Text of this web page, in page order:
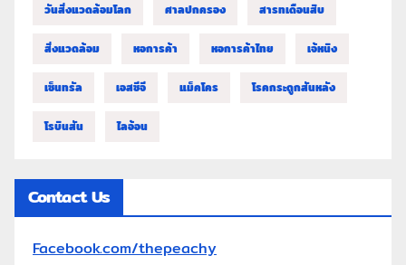
วันสิ่งแวดล้อมโลก ศาลปกครอง สารทเดือนสิบ
สิ่งแวดล้อม หอการค้า หอการค้าไทย เจ้หนิง
เซ็นทรัล เอสซีจี แม็คโคร โรคกระดูกสันหลัง
โรบินสัน ไลอ้อน
Contact Us
Facebook.com/thepeachy